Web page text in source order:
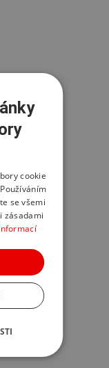
cookie
se všemi
zásadami